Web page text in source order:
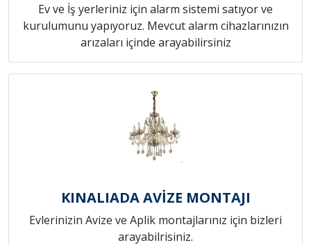
Ev ve İş yerleriniz için alarm sistemi satıyor ve
kurulumunu yapıyoruz. Mevcut alarm cihazlarınızın
arızaları içinde arayabilirsiniz
KINALIADA AVİZE MONTAJI
Evlerinizin Avize ve Aplik montajlarınız için bizleri
arayabilrisiniz.